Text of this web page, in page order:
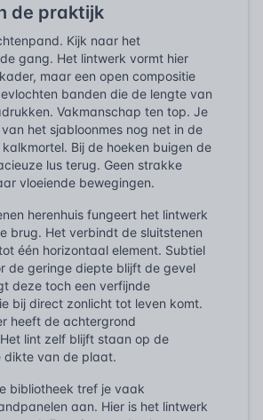
de praktijk
Kijk naar het
gang. Het lintwerk vormt hier
maar een open compositie
banden die de lengte van
Vakmanschap ten top. Je
het sjabloonmes nog net in de
Bij de hoeken buigen de
lus terug. Geen strakke
vloeiende bewegingen.
herenhuis fungeert het lintwerk
brug. Het verbindt de sluitstenen
één horizontaal element. Subtiel
de geringe diepte blijft de gevel
deze toch een verfijnde
bij direct zonlicht tot leven komt.
heeft de achtergrond
lint zelf blijft staan op de
dikte van de plaat.
bibliotheek tref je vaak
aan. Hier is het lintwerk